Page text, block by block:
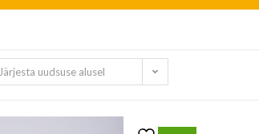
Järjesta uudsuse alusel